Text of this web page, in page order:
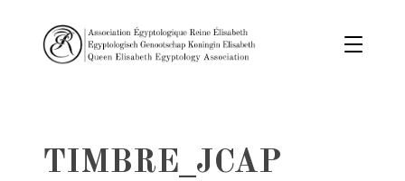
TIMBRE_JCAP